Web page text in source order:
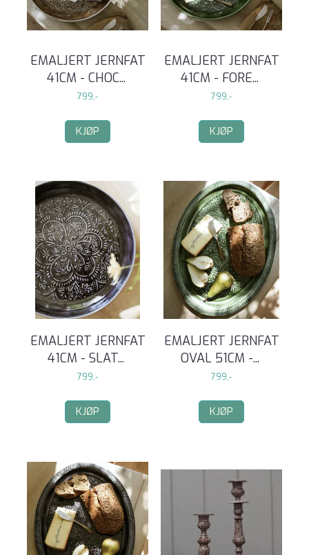
EMALJERT JERNFAT
41CM - CHOC...
799,-
KJØP
EMALJERT JERNFAT
41CM - FORE...
799,-
KJØP
EMALJERT JERNFAT
41CM - SLAT...
799,-
KJØP
EMALJERT JERNFAT
OVAL 51CM -...
799,-
KJØP